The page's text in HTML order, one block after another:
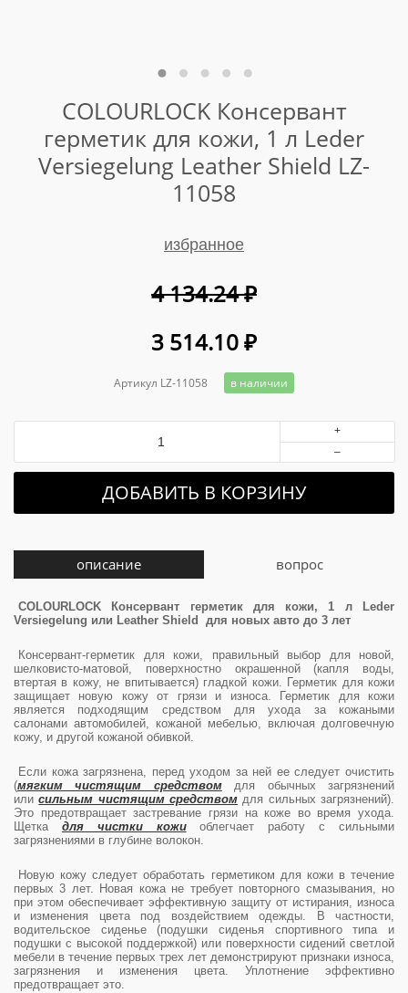
COLOURLOCK Консервант
герметик для кожи, 1 л Leder
Versiegelung Leather Shield LZ-
11058
избранное
4 134.24₽
3 514.10₽
Артикул LZ-11058 в наличии
+
–
ДОБАВИТЬ В КОРЗИНУ
описание вопрос
COLOURLOCK Консервант герметик для кожи, 1 л Leder
Versiegelung или Leather Shield для новых авто до 3 лет
Консервант-герметик для кожи, правильный выбор для новой,
шелковисто-матовой, поверхностно окрашенной (капля воды,
втертая в кожу, не впитывается) гладкой кожи. Герметик для кожи
защищает новую кожу от грязи и износа. Герметик для кожи
является подходящим средством для ухода за кожаными
салонами автомобилей, кожаной мебелью, включая долговечную
кожу, и другой кожаной обивкой.
Если кожа загрязнена, перед уходом за ней ее следует очистить
(мягким чистящим средствомдля обычных загрязнений
илисильным чистящим средством для сильных загрязнений).
Это предотвращает застревание грязи на коже во время ухода.
Щетка для чистки кожиоблегчает работу с сильными
загрязнениями в глубине волокон.
Новую кожу следует обработать герметиком для кожи в течение
первых 3 лет. Новая кожа не требует повторного смазывания, но
при этом обеспечивает эффективную защиту от истирания, износа
и изменения цвета под воздействием одежды. В частности,
водительское сиденье (подушки сиденья спортивного типа и
подушки с высокой поддержкой) или поверхности сидений светлой
мебели в течение первых трех лет демонстрируют признаки износа,
загрязнения и изменения цвета. Уплотнение эффективно
предотвращает это.